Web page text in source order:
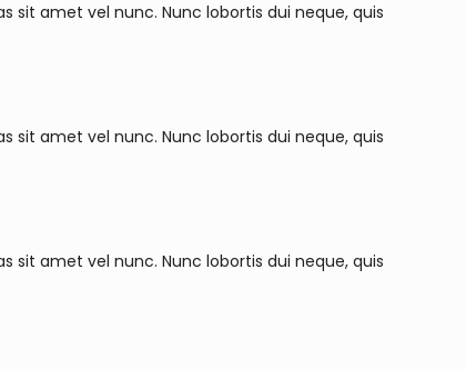
sit amet vel nunc. Nunc lobortis dui neque, quis
sit amet vel nunc. Nunc lobortis dui neque, quis
sit amet vel nunc. Nunc lobortis dui neque, quis